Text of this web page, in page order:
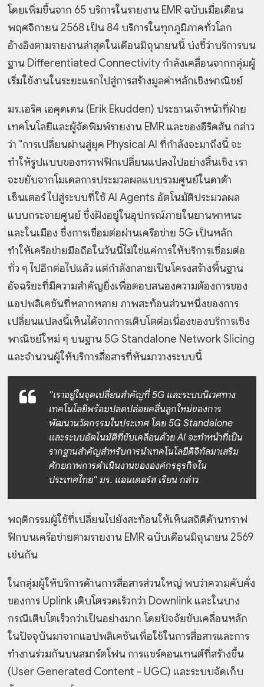
โดยเพิ่มขึ้นจาก 65 บริการในรายงาน EMR ฉบับเมื่อเดือน
พฤศจิกายน 2568 เป็น 84 บริการในทุกภูมิภาคทั่วโลก
อ้างอิงตามรายงานล่าสุดในเดือนมิถุนายนนี้ บ่งชี้ว่าบริการบน
ฐาน Differentiated Connectivity กำลังเคลื่อนจากกลุ่มผู้
เริ่มใช้งานในระยะแรกไปสู่การสร้างมูลค่าหลักเชิงพาณิชย์
มร.เอริค เอคุดเดน (Erik Ekudden) ประธานเจ้าหน้าที่ฝ่าย
เทคโนโลยีและผู้จัดพิมพ์รายงาน EMR และของอีริคสัน กล่าว
ว่า "การเปลี่ยนผ่านสู่ยุค Physical AI ที่กำลังจะมาถึงนี้ จะ
ทำให้รูปแบบของทราฟฟิกเปลี่ยนแปลงไปอย่างสิ้นเชิง เรา
จะขยับจากโมเดลการประมวลผลแบบรวมศูนย์ในดาต้า
เซ็นเตอร์ ไปสู่ระบบที่ใช้ AI Agents อัตโนมัติประมวลผล
แบบกระจายศูนย์ ซึ่งฝังอยู่ในอุปกรณ์ภายในยานพาหนะ
และในเมือง ซึ่งการเชื่อมต่อผ่านเครือข่าย 5G เป็นหลัก
ทำให้เครือข่ายมือถือในวันนี้ไม่ใช่แค่การให้บริการเชื่อมต่อ
ทั่ว ๆ ไปอีกต่อไปแล้ว แต่กำลังกลายเป็นโครงสร้างพื้นฐาน
อัจฉริยะที่มีความสำคัญยิ่งเพื่อตอบสนองความต้องการของ
แอปพลิเคชันที่หลากหลาย ภาพสะท้อนส่วนหนึ่งของการ
เปลี่ยนแปลงนี้เห็นได้จากการเติบโตต่อเนื่องของบริการเชิง
พาณิชย์ใหม่ ๆ บนฐาน 5G Standalone Network Slicing
และจำนวนผู้ให้บริการสื่อสารที่หันมาวางระบบนี้
"เราอยู่ในจุดเปลี่ยนสำคัญที่ 5G และระบบนิเวศทาง
เทคโนโลยีพร้อมปลดปล่อยคลื่นลูกใหม่ของการ
พัฒนานวัตกรรมในประเทศ โดย 5G Standalone
และระบบอัตโนมัติที่ขับเคลื่อนด้วย AI จะทำหน้าที่เป็น
รากฐานสำคัญสำหรับการนำเทคโนโลยีดิจิทัลมาเสริม
ศักยภาพการดำเนินงานขององค์กรธุรกิจใน
ประเทศไทย" มร. แอนเดอร์ส เรียน กล่าว
พฤติกรรมผู้ใช้ที่เปลี่ยนไปยังสะท้อนให้เห็นสถิติด้านทราฟ
ฟิกบนเครือข่ายตามรายงาน EMR ฉบับเดือนมิถุนายน 2569
เช่นกัน
ในกลุ่มผู้ให้บริการด้านการสื่อสารส่วนใหญ่ พบว่าความคับคั่ง
ของการ Uplink เติบโตรวดเร็วกว่า Downlink และในบาง
กรณีเติบโตเร็วกว่าเป็นอย่างมาก โดยปัจจัยขับเคลื่อนหลัก
ในปัจจุบันมาจากแอปพลิเคชันเพื่อใช้ในการสื่อสารและการ
ทำงานร่วมกันบนสมาร์ตโฟน การแชร์คอนเทนต์ที่สร้างขึ้น
(User Generated Content - UGC) และระบบจัดเก็บ